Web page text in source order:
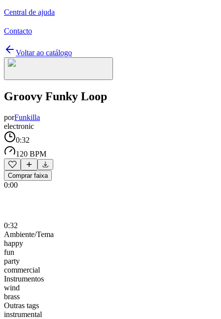
Central de ajuda
Contacto
Voltar ao catálogo
Groovy Funky Loop
porFunkilla
electronic
0:32
120 BPM
Comprar faixa
0:00
0:32
Ambiente/Tema
happy
fun
party
commercial
Instrumentos
wind
brass
Outras tags
instrumental